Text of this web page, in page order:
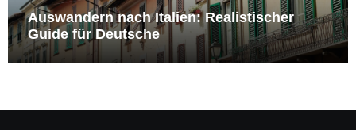
Auswandern nach Italien: Realistischer
Guide für Deutsche